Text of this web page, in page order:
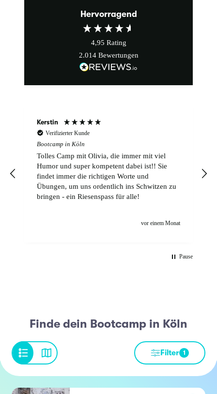
Hervorragend
4,95 Rating
2.014 Bewertungen
Kerstin
Verifizierter Kunde
Bootcamp in Köln
Tolles Camp mit Olivia, die immer mit viel
Humor und super kompetent dabei ist!! Sie
findet immer die richtigen Worte und
Übungen, um uns ordentlich ins Schwitzen zu
bringen - ein Riesenspass für alle!
vor einem Monat
Pause
Finde dein Bootcamp in Köln
Filter 1